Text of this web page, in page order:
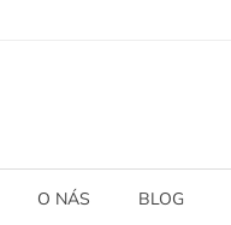
O NÁS BLOG